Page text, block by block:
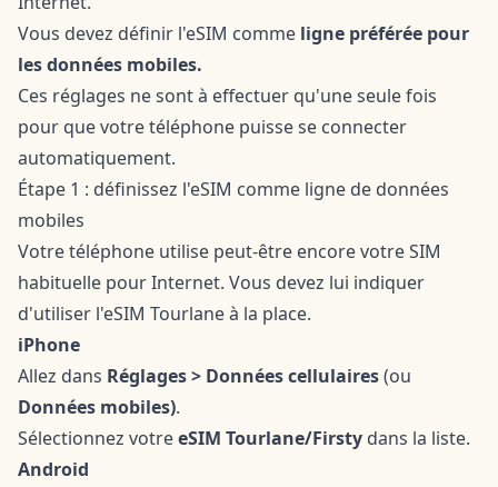
Vous devez définir l'eSIM comme ligne préférée pour
les données mobiles.
Ces réglages ne sont à effectuer qu'une seule fois
pour que votre téléphone puisse se connecter
automatiquement.
Étape 1 : définissez l'eSIM comme ligne de données
mobiles
Votre téléphone utilise peut-être encore votre SIM
habituelle pour Internet. Vous devez lui indiquer
d'utiliser l'eSIM Tourlane à la place.
iPhone
Allez dans Réglages > Données cellulaires(ou
Données mobiles).
Sélectionnez votreeSIM Tourlane/Firsty dans la liste.
Android